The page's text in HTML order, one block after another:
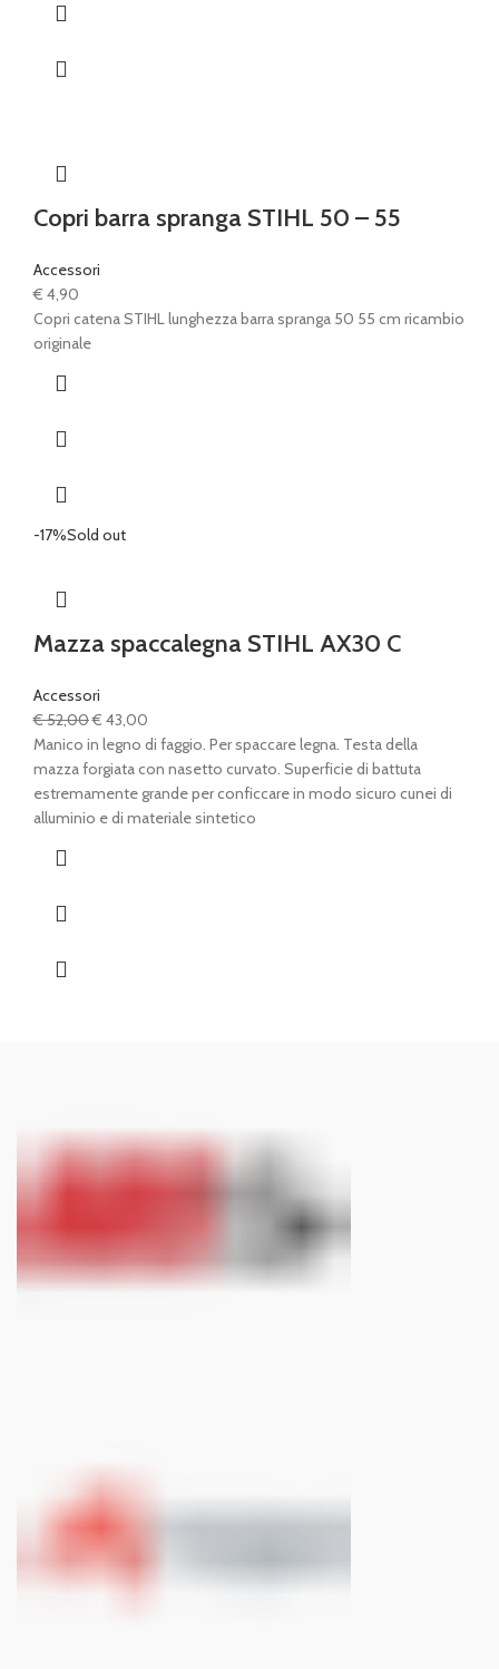
Copri barra spranga STIHL 50 – 55
Accessori
€ 4,90
Copri catena STIHL lunghezza barra spranga 50 55 cm ricambio
originale
-17%Sold out
Mazza spaccalegna STIHL AX30 C
Accessori
€52,00Il
prezzo
originale
era:
€ 52,00.
€ 43,00
prezzo
attuale
è:
€ 43,00.
Manico in legno di faggio. Per spaccare legna. Testa della
mazza forgiata con nasetto curvato. Superficie di battuta
estremamente grande per conficcare in modo sicuro cunei di
alluminio e di materiale sintetico